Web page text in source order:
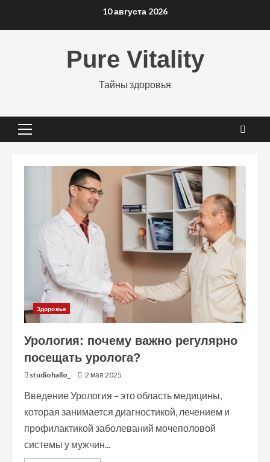
10 августа 2026
Pure Vitality
Тайны здоровья
Основное
Здоровье
Урология: почему важно регулярно
посещать уролога?
studiohallo_ 2 мая 2025
Введение Урология – это область медицины,
которая занимается диагностикой, лечением и
профилактикой заболеваний мочеполовой
системы у мужчин...